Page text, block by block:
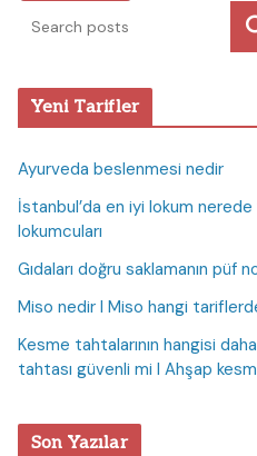
Yeni Tarifler
Ayurveda beslenmesi nedir
İstanbul’da en iyi lokum nerede
lokumcuları
Gıdaları doğru saklamanın püf
Miso nedir I Miso hangi tariflerde
Kesme tahtalarının hangisi
tahtası güvenli mi I Ahşap
Son Yazılar